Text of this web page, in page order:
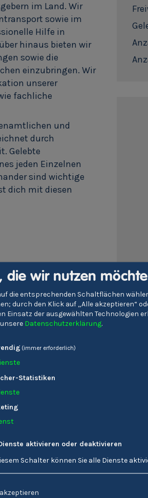
im Land. Wir
sowie im
Hilfe in
hinaus bieten wir
sowie die
einzubringen. Wir
unserer
fachliche
und
durch
Gelebte
jeden Einzelnen
sind wichtige
dich mit diesen
Krankenpfleger/-in
die wir nutzen
die entsprechenden Schaltflächen
durch den Klick auf „Alle akzeptieren“
Einsatz der ausgewählten Technologien
Datenschutzerklärung.
(immer erforderlich)
Statistiken
aktivieren oder deaktivieren
Schalter können Sie alle Dienste